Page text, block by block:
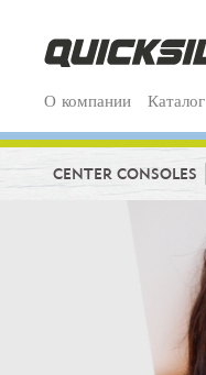
О компании Каталог
CENTER CONSOLES